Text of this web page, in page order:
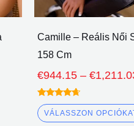
Camille – Reális Női
158 Cm
€944.15 – €
Névleges
4.50
ki 5
VÁLASSZON